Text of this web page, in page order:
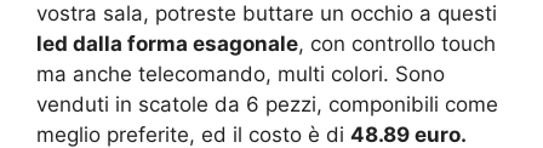
vostra sala, potreste buttare un occhio a questi
led dalla forma esagonale, con controllo touch
ma anche telecomando, multi colori. Sono
venduti in scatole da 6 pezzi, componibili come
meglio preferite, ed il costo è di 48.89 euro.